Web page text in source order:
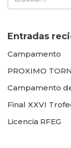
Entradas
Campamento
PROXIMO
Campamento
Final XXVI
Licencia RFEG